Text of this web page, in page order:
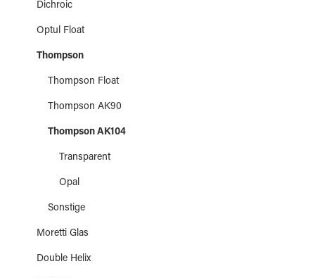
Dichroic
Optul Float
Thompson
Thompson Float
Thompson AK90
Thompson AK104
Transparent
Opal
Sonstige
Moretti Glas
Double Helix